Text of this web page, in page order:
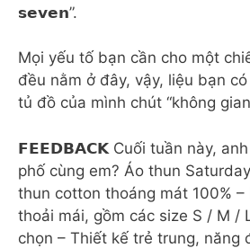
𝘀𝗲𝘃𝗲𝗻”.
Mọi yếu tố bạn cần cho một
đều nằm ở đây, vậy, liệu bạn
tủ đồ của mình chút “không
𝗙𝗘𝗘𝗗𝗕𝗔𝗖𝗞 Cuối tuần này, anh
phố cùng em? Áo thun
thun cotton thoáng mát 100% –
thoải mái, gồm các size S / M /
chọn – Thiết kế trẻ trung, năng